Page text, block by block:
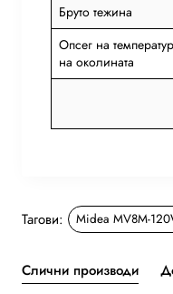
Бруто тежина
Опсег на
на околината
Тагови: Midea MV8M-
Слични производи